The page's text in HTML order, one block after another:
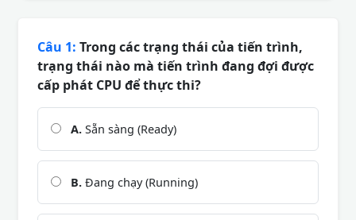
Câu 1: Trong các trạng thái của tiến trình,
trạng thái nào mà tiến trình đang đợi được
cấp phát CPU để thực thi?
A. Sẵn sàng (Ready)
B. Đang chạy (Running)